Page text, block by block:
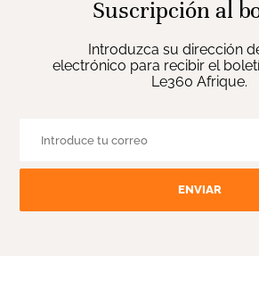
Suscripción al
Introduzca su dirección
electrónico para recibir el
Le360 Afrique.
ENVIAR